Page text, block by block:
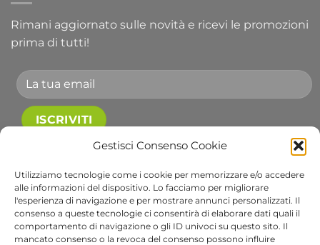
Gestisci Consenso Cookie
Utilizziamo tecnologie come i cookie per memorizzare e/o accedere
alle informazioni del dispositivo. Lo facciamo per migliorare
l'esperienza di navigazione e per mostrare annunci personalizzati. Il
consenso a queste tecnologie ci consentirà di elaborare dati quali il
comportamento di navigazione o gli ID univoci su questo sito. Il
mancato consenso o la revoca del consenso possono influire
Rimani aggiornato sulle novità e ricevi le promozioni
prima di tutti!
Accetto le condizioni generali e di ricevere le
Alternative:
Visa PayPal Stripe MasterCard
Cash
Apple